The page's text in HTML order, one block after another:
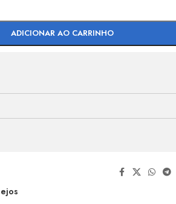
ADICIONAR AO CARRINHO